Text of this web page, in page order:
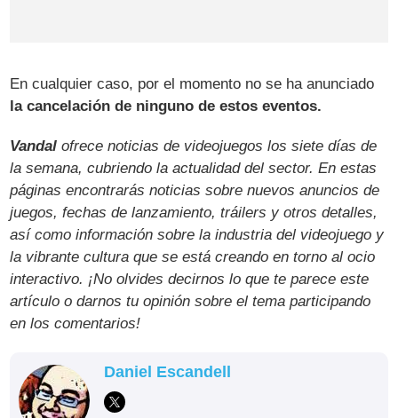
En cualquier caso, por el momento no se ha anunciado
la cancelación de ninguno de estos eventos.
Vandal ofrece noticias de videojuegos los siete días de
la semana, cubriendo la actualidad del sector. En estas
páginas encontrarás noticias sobre nuevos anuncios de
juegos, fechas de lanzamiento, tráilers y otros detalles,
así como información sobre la industria del videojuego y
la vibrante cultura que se está creando en torno al ocio
interactivo. ¡No olvides decirnos lo que te parece este
artículo o darnos tu opinión sobre el tema participando
en los comentarios!
Daniel Escandell